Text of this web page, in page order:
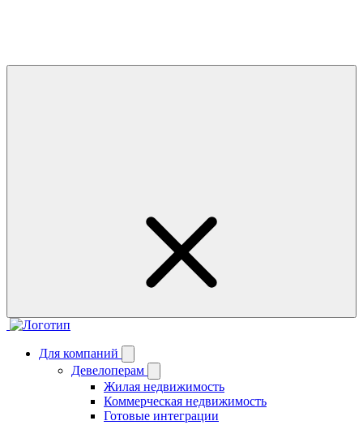
Для компаний
Девелоперам
Жилая недвижимость
Коммерческая недвижимость
Готовые интеграции